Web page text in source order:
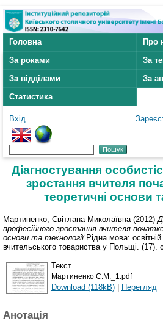
Головна
Про
За роками
За
За відділами
За
Статистика
Вхід
Діагностування
зростання вчителя
теоретичні основи
Мартиненко, Світлана Миколаївна (2012)
професійного зростання вчителя
основи та технологіїРідна мова:
вчительського товариства у Польщі. (17).
Текст
Мартиненко С.М._1.pdf
Download (118kB) | Перегляд
Анотація